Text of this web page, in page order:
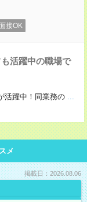
接OK
活躍中の職場で
活躍中！同業務の ...
メ
掲載日：2026.08.06